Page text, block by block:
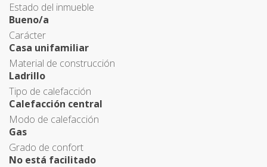
Estado del inmueble
Bueno/a
Carácter
Casa unifamiliar
Material de construcción
Ladrillo
Tipo de calefacción
Calefacción central
Modo de calefacción
Gas
Grado de confort
No está facilitado